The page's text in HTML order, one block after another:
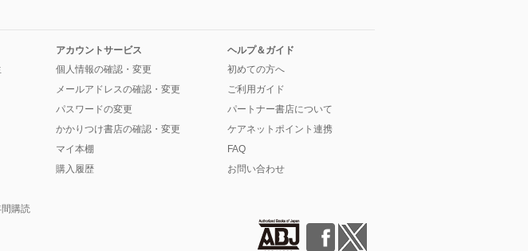
購読
アカウントサービス
個人情報の確認・変更
メールアドレスの確認・変更
パスワードの変更
かかりつけ書店の確認・変更
マイ本棚
購入履歴
ヘルプ＆ガイド
初めての方へ
ご利用ガイド
パートナー書店について
ケアネットポイント連携
FAQ
お問い合わせ